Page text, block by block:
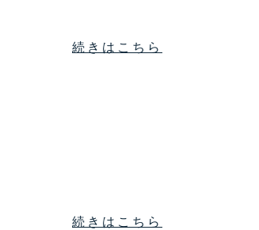
続きはこちら
続きはこちら